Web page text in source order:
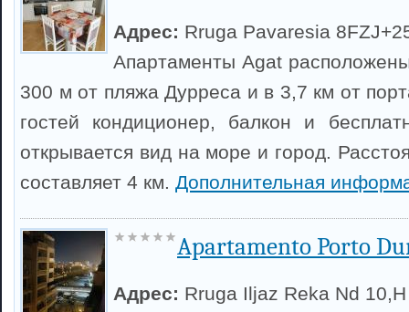
Адрес: Rruga Pavaresia
Апартаменты Agat
300 м от пляжа Дурреса и в 3,7 км от
гостей кондиционер, балкон и
открывается вид на море и город.
составляет 4 км. Дополнительная
Apartamento Porto
Адрес: Rruga Iljaz Reka Nd